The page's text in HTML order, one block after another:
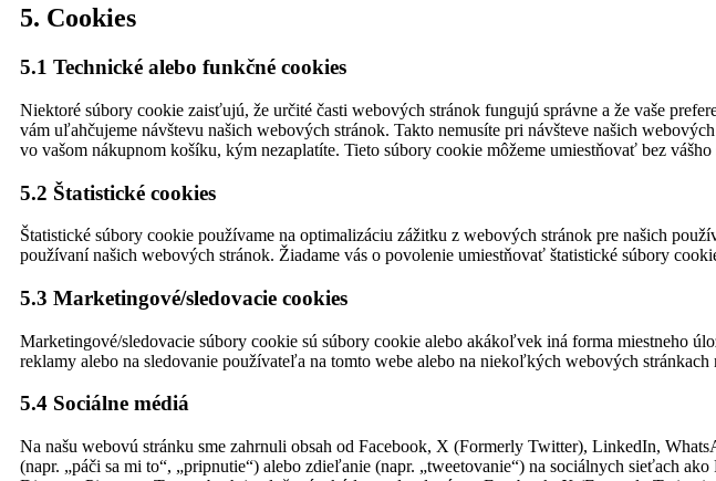
5. Cookies
5.1 Technické alebo funkčné cookies
Niektoré súbory cookie zaisťujú, že určité časti webových stránok fungujú správne a že vaše
vám uľahčujeme návštevu našich webových stránok. Takto nemusíte pri návšteve našich
vo vašom nákupnom košíku, kým nezaplatíte. Tieto súbory cookie môžeme umiestňovať bez vášho
5.2 Štatistické cookies
Štatistické súbory cookie používame na optimalizáciu zážitku z webových stránok pre našich
používaní našich webových stránok. Žiadame vás o povolenie umiestňovať štatistické súbory
5.3 Marketingové/sledovacie cookies
Marketingové/sledovacie súbory cookie sú súbory cookie alebo akákoľvek iná forma miestneho
reklamy alebo na sledovanie používateľa na tomto webe alebo na niekoľkých webových stránkach
5.4 Sociálne médiá
Na našu webovú stránku sme zahrnuli obsah od Facebook, X (Formerly Twitter), LinkedIn,
(napr. „páči sa mi to“, „pripnutie“) alebo zdieľanie (napr. „tweetovanie“) na sociálnych sieťach